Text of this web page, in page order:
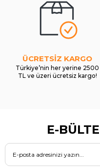
ÜCRETSİZ KARGO
Türkiye’nin her yerine 2500
TL ve üzeri ücretsiz kargo!
E-